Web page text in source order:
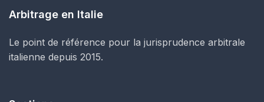
Arbitrage en Italie
Le point de référence pour la jurisprudence arbitrale
italienne depuis 2015.